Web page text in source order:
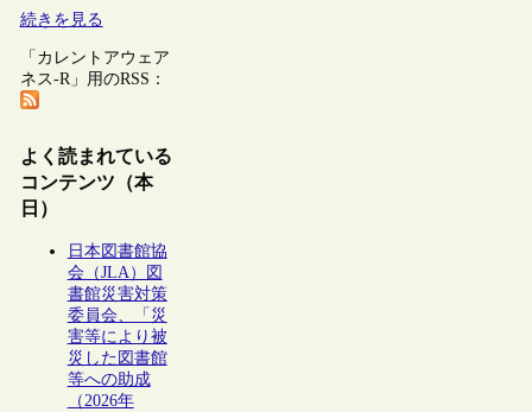
続きを見る
「カレントアウェア
ネス-R」用のRSS：
よく読まれている
コンテンツ（本
日）
日本図書館協
会（JLA）図
書館災害対策
委員会、「災
害等により被
災した図書館
等への助成
（2026年